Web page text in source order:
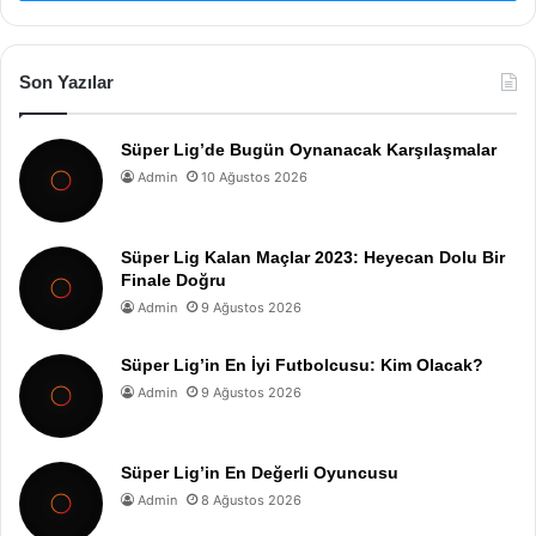
Son Yazılar
Süper Lig’de Bugün Oynanacak Karşılaşmalar
Admin 10 Ağustos 2026
Süper Lig Kalan Maçlar 2023: Heyecan Dolu Bir
Finale Doğru
Admin 9 Ağustos 2026
Süper Lig’in En İyi Futbolcusu: Kim Olacak?
Admin 9 Ağustos 2026
Süper Lig’in En Değerli Oyuncusu
Admin 8 Ağustos 2026